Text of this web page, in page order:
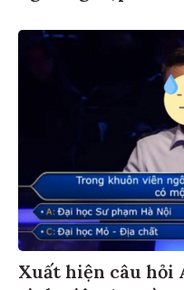
Xuất hiện câu hỏi